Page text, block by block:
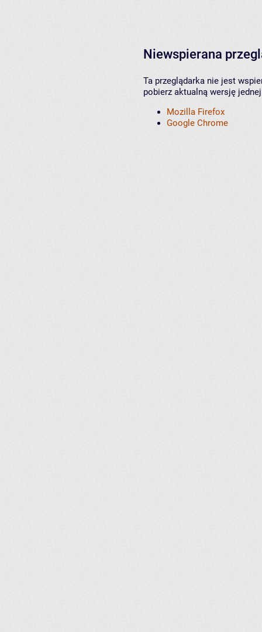
Niewspierana
Ta przeglądarka nie jest
pobierz aktualną wersję
Mozilla Firefox
Google Chrome